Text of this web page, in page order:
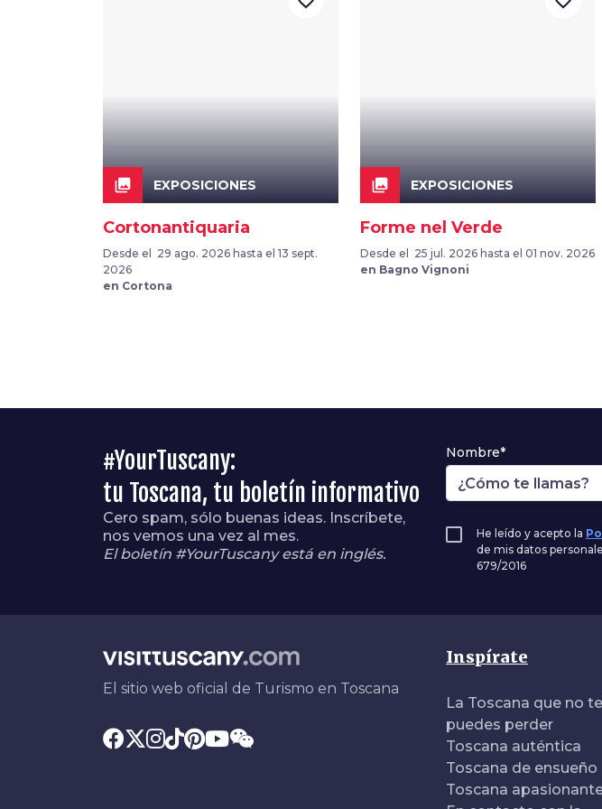
collections EXPOSICIONES
Cortonantiquaria
Desde el 29 ago. 2026 hasta el 13 sept.
2026
en Cortona
collections EXPOSICIONES
Forme nel Verde
Desde el 25 jul. 2026 hasta el 01 nov. 2026
en Bagno Vignoni
#YourTuscany:
tu Toscana, tu boletín informativo
Cero spam, sólo buenas ideas. Inscríbete,
nos vemos una vez al mes.
El boletín #YourTuscany está en inglés.
Nombre*
He leído y acepto la
de mis datos
679/2016
El sitio web oficial de Turismo en Toscana
Inspírate
La Toscana que no te
puedes perder
Toscana auténtica
Toscana de ensueño
Toscana